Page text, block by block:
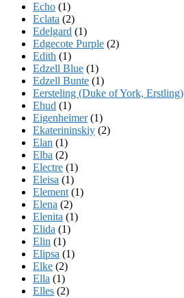
Echo (1)
Eclata (2)
Edelgard (1)
Edgecote Purple (2)
Edith (1)
Edzell Blue (1)
Edzell Bunte (1)
Eersteling (Duke of York, Erstling)
Ehud (1)
Eigenheimer(1)
Ekaterininskiy (2)
Elan (1)
Elba (2)
Electre (1)
Eleisa (1)
Element (1)
Elena (2)
Elenita (1)
Elida (1)
Elin (1)
Elipsa (1)
Elke (2)
Ella (1)
Elles (2)